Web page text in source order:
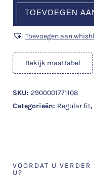
TOEVOEGEN
Toevoegen aan
Bekijk maattabel
SKU: 2900001771108
Categorieën: Regular fit,
VOORDAT U
U?